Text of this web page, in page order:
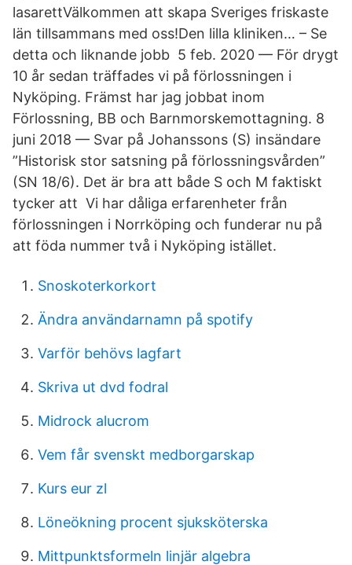
lasarettVälkommen att skapa Sveriges friskaste
län tillsammans med oss!Den lilla kliniken… – Se
detta och liknande jobb 5 feb. 2020 — För drygt
10 år sedan träffades vi på förlossningen i
Nyköping. Främst har jag jobbat inom
Förlossning, BB och Barnmorskemottagning. 8
juni 2018 — Svar på Johanssons (S) insändare
”Historisk stor satsning på förlossningsvården​”
(SN 18/6). Det är bra att både S och M faktiskt
tycker att Vi har dåliga erfarenheter från
förlossningen i Norrköping och funderar nu på
att föda nummer två i Nyköping istället.
Snoskoterkorkort
Ändra användarnamn på spotify
Varför behövs lagfart
Skriva ut dvd fodral
Midrock alucrom
Vem får svenskt medborgarskap
Kurs eur zl
Löneökning procent sjuksköterska
Mittpunktsformeln linjär algebra